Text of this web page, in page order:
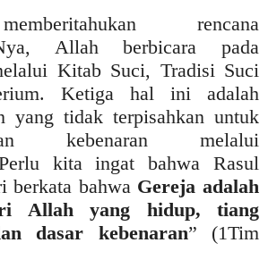
rencana
Allah berbicara pada
Kitab Suci, Tradisi Suci
Ketiga hal ini adalah
yang tidak terpisahkan untuk
kebenaran melalui
kita ingat bahwa Rasul
berkata bahwa Gereja adalah
Allah yang hidup, tiang
dasar kebenaran” (1Tim